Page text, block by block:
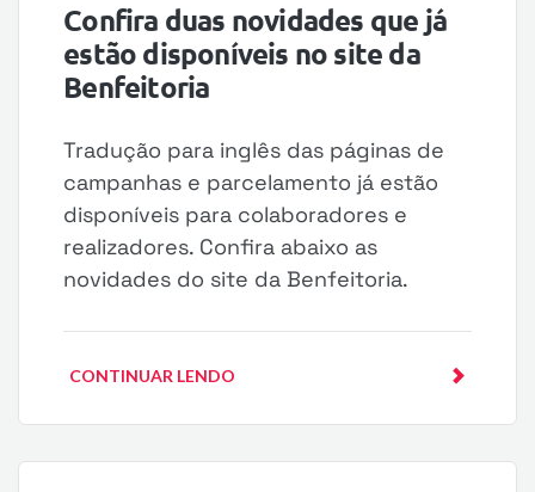
Confira duas novidades que já
estão disponíveis no site da
Benfeitoria
Tradução para inglês das páginas de
campanhas e parcelamento já estão
disponíveis para colaboradores e
realizadores. Confira abaixo as
novidades do site da Benfeitoria.
CONTINUAR LENDO